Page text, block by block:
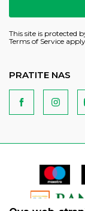
This site is protected
Terms of Service
PRATITE NAS